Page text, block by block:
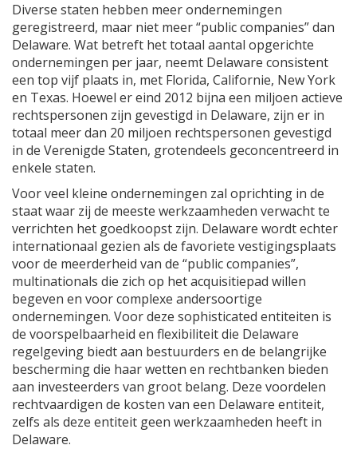
Diverse staten hebben meer ondernemingen
geregistreerd, maar niet meer “public companies” dan
Delaware. Wat betreft het totaal aantal opgerichte
ondernemingen per jaar, neemt Delaware consistent
een top vijf plaats in, met Florida, Californie, New York
en Texas. Hoewel er eind 2012 bijna een miljoen actieve
rechtspersonen zijn gevestigd in Delaware, zijn er in
totaal meer dan 20 miljoen rechtspersonen gevestigd
in de Verenigde Staten, grotendeels geconcentreerd in
enkele staten.
Voor veel kleine ondernemingen zal oprichting in de
staat waar zij de meeste werkzaamheden verwacht te
verrichten het goedkoopst zijn. Delaware wordt echter
internationaal gezien als de favoriete vestigingsplaats
voor de meerderheid van de “public companies”,
multinationals die zich op het acquisitiepad willen
begeven en voor complexe andersoortige
ondernemingen. Voor deze sophisticated entiteiten is
de voorspelbaarheid en flexibiliteit die Delaware
regelgeving biedt aan bestuurders en de belangrijke
bescherming die haar wetten en rechtbanken bieden
aan investeerders van groot belang. Deze voordelen
rechtvaardigen de kosten van een Delaware entiteit,
zelfs als deze entiteit geen werkzaamheden heeft in
Delaware.